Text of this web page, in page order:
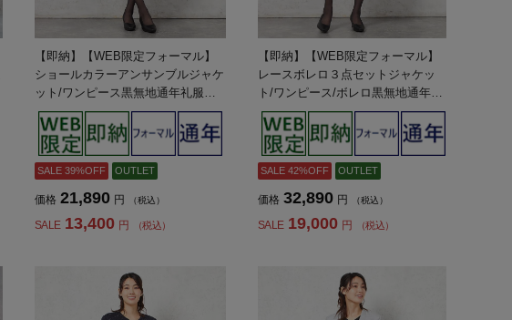
【即納】【WEB限定フォーマル】
ショールカラーアンサンブルジャケ
ット/ワンピース黒無地通年礼服
【レディース】
SALE 39%OFF OUTLET
価格 21,890 円 （税込）
SALE 13,400 円 （税込）
【即納】【WEB限定フォーマル】
レースボレロ３点セットジャケッ
ト/ワンピース/ボレロ黒無地通年礼
服【レディース】
SALE 42%OFF OUTLET
価格 32,890 円 （税込）
SALE 19,000 円 （税込）